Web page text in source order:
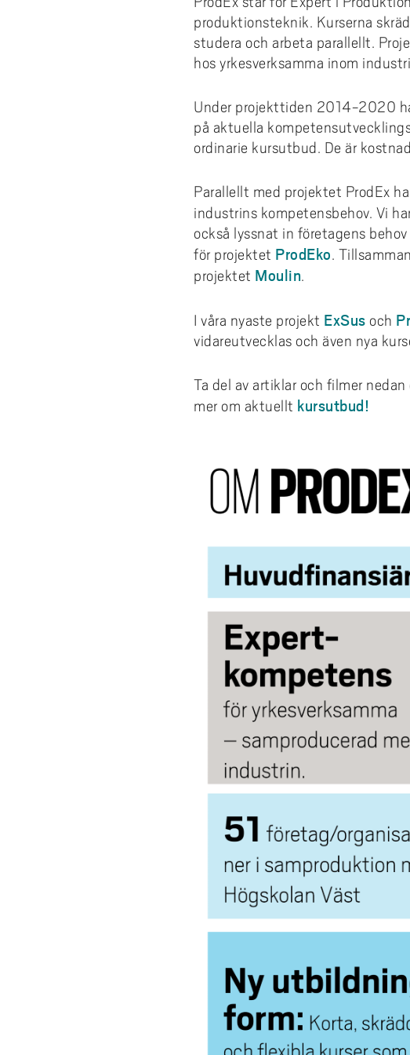
produktionsteknik. Kurserna
studera och arbeta parallellt.
hos yrkesverksamma inom
Under projekttiden 2014-2020
på aktuella
ordinarie kursutbud. De är
Parallellt med projektet ProdEx
industrins kompetensbehov. Vi
också lyssnat in företagens
för projektet ProdEko.
projektet Moulin.
I våra nyaste projekt ExSus och
vidareutvecklas och även nya
Ta del av artiklar och filmer
mer om aktuellt kursutbud!